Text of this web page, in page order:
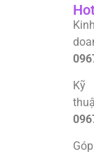
Kỹ
Góp